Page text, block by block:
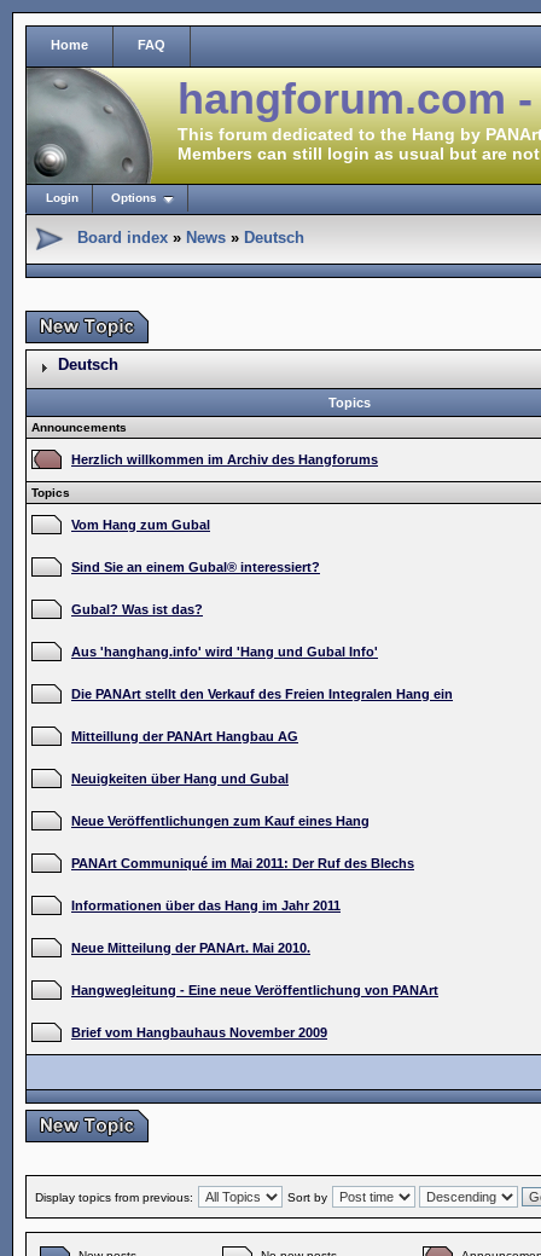
Home FAQ
hangforum.com
This forum dedicated to the Hang by
Members can still login as usual but are
Login Options
Board index » News » Deutsch
Deutsch
Topics
Announcements
Herzlich willkommen im Archiv des Hangforums
Topics
Vom Hang zum Gubal
Sind Sie an einem Gubal® interessiert?
Gubal? Was ist das?
Aus 'hanghang.info' wird 'Hang und Gubal Info'
Die PANArt stellt den Verkauf des Freien Integralen Hang ein
Mitteillung der PANArt Hangbau AG
Neuigkeiten über Hang und Gubal
Neue Veröffentlichungen zum Kauf eines Hang
PANArt Communiqué im Mai 2011: Der Ruf des Blechs
Informationen über das Hang im Jahr 2011
Neue Mitteilung der PANArt. Mai 2010.
Hangwegleitung - Eine neue Veröffentlichung von PANArt
Brief vom Hangbauhaus November 2009
Display topics from previous: Sort by